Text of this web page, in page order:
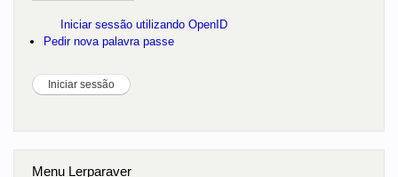
Iniciar sessão utilizando OpenID
Pedir nova palavra passe
Menu Lerparaver